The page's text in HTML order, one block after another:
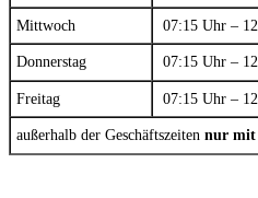
Mittwoch 07:15 Uhr –
Donnerstag 07:15 Uhr –
Freitag 07:15 Uhr –
außerhalb der Geschäftszeiten nur mit